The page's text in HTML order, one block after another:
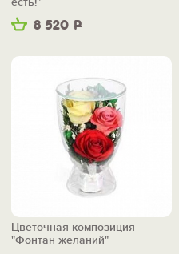
8 520 Р
Цветочная композиция
"Фонтан желаний"